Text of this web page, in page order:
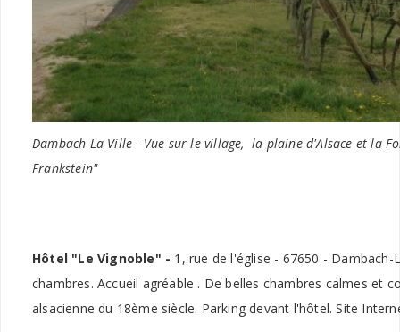
Dambach-La Ville - Vue sur le village, la plaine d'Alsace et la
Frankstein"
Hôtel "Le Vignoble" - 1, rue de l'église - 67650 - Dambach-
chambres. Accueil agréable . De belles chambres calmes et
alsacienne du 18ème siècle. Parking devant l'hôtel. Site